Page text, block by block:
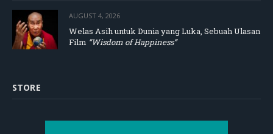
AUGUST 4, 2026
Welas Asih untuk Dunia yang Luka, Sebuah Ulasan
Film “Wisdom of Happiness”
STORE